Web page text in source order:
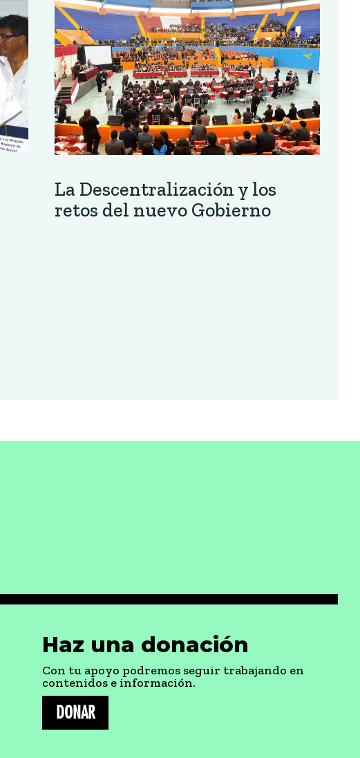
La Descentralización y los
retos del nuevo Gobierno
Haz una donación
Con tu apoyo podremos seguir trabajando en
contenidos e información.
DONAR